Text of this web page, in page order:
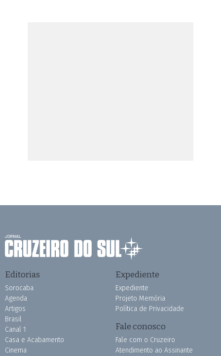
Editorias
Sorocaba
Agenda
Artigos
Brasil
Canal 1
Casa e Acabamento
Cinema
Expediente
Expediente
Projeto Memória
Política de Privacidade
Fale conosco
Fale com o Cruzeiro
Atendimento ao Assinante